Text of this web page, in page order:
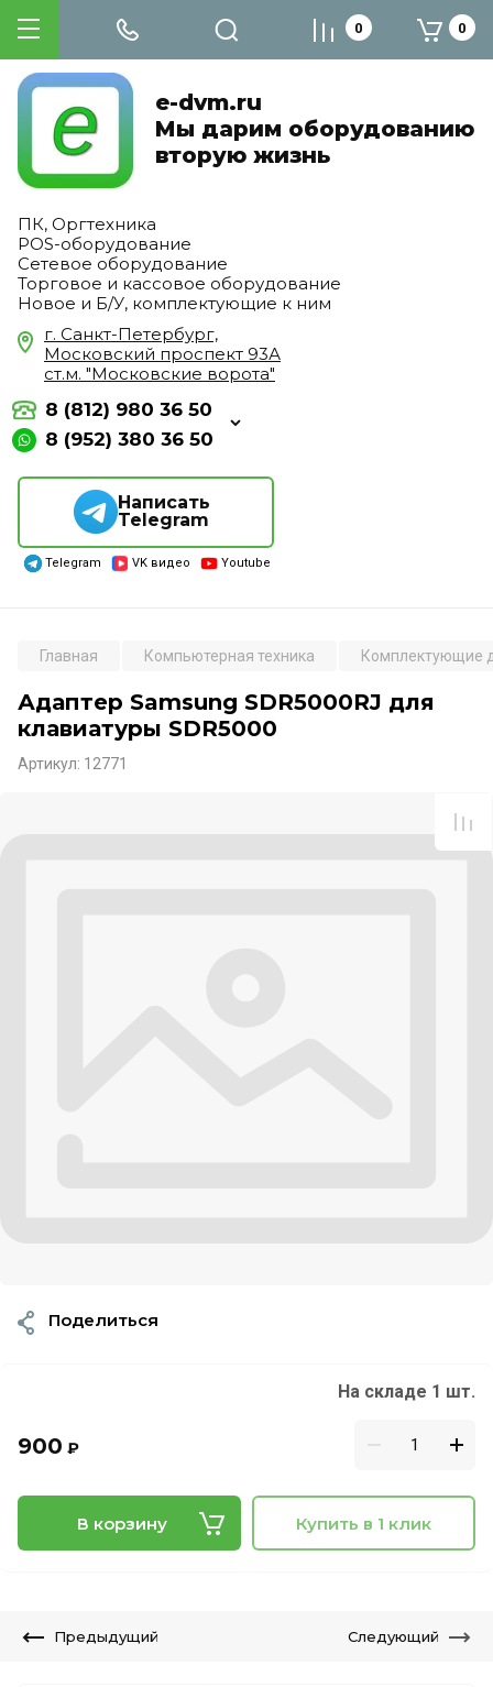
e-dvm.ru
Мы дарим оборудованию
вторую жизнь
ПК, Оргтехника
POS-оборудование
Сетевое оборудование
Торговое и кассовое оборудование
Новое и Б/У, комплектующие к ним
г. Санкт-Петербург,
Московский проспект 93А
ст.м. "Московские ворота"
8 (812) 980 36 50
8 (952) 380 36 50
Написать
Telegram
Telegram VK видео Youtube
0 0
Главная Компьютерная техника Комплектующие
Адаптер Samsung SDR5000RJ для
клавиатуры SDR5000
Артикул: 12771
На складе 1 шт.
900 ₽
В корзину Купить в 1 клик
Поделиться
Предыдущий Следующий